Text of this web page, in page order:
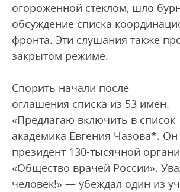
огороженной стеклом, шло
обсуждение списка
фронта. Эти слушания также
закрытом режиме.
Спорить начали после
оглашения списка из 53 имен.
«Предлагаю включить в список
академика Евгения Чазова*. Он
президент 130-тысячной
«Общество врачей России».
человек!» — убеждал один из